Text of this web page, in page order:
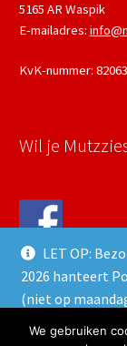
LET OP:
2026 hanteert
(niet op
duren.
5165 AR Waspik
E-mailadres:
KvK-nummer:
Wil je
© 2026 Mutzzies
We gebruiken